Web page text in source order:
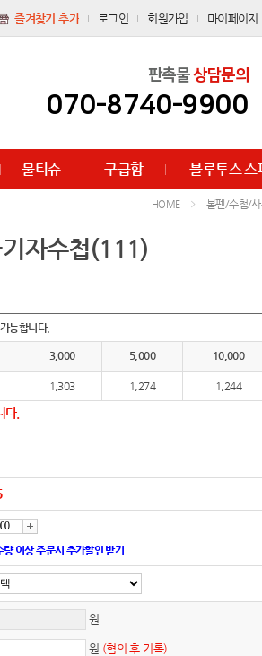
즐겨찾기 추가 로그인 회원가입 마이페이지
판촉물상담문의
070-8740-9900
물티슈 구급함 블루투스 스
HOME 볼펜/수첩/
자수첩(111)
능합니다.
3,000 5,000 10,000
1,303 1,274 1,244
다.
증
가
량 이상 주문시 추가할인 받기
원
원 (협의 후 기록)